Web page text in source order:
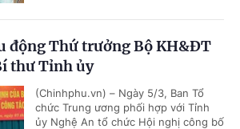
động Thứ trưởng Bộ KH&ĐT
thư Tỉnh ủy
(Chinhphu.vn) – Ngày 5/3, Ban Tổ
chức Trung ương phối hợp với Tỉnh
ủy Nghệ An tổ chức Hội nghị công bố